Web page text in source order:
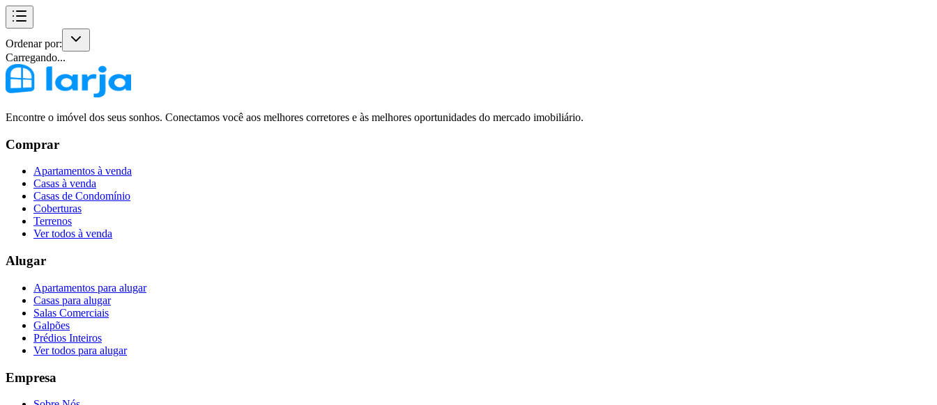
Ordenar por:
Carregando...
Encontre o imóvel dos seus sonhos. Conectamos você aos melhores corretores e às melhores oportunidades do mercado imobiliário.
Comprar
Apartamentos à venda
Casas à venda
Casas de Condomínio
Coberturas
Terrenos
Ver todos à venda
Alugar
Apartamentos para alugar
Casas para alugar
Salas Comerciais
Galpões
Prédios Inteiros
Ver todos para alugar
Empresa